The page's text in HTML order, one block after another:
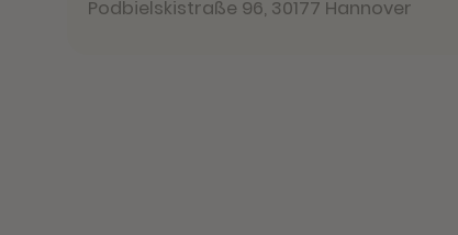
Podbielskistraße 96, 30177 Hannover